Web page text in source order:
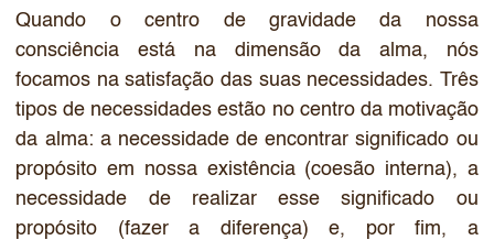
Quando o centro de gravidade da nossa
consciência está na dimensão da alma, nós
focamos na satisfação das suas necessidades. Três
tipos de necessidades estão no centro da motivação
da alma: a necessidade de encontrar significado ou
propósito em nossa existência (coesão interna), a
necessidade de realizar esse significado ou
propósito (fazer a diferença) e, por fim, a